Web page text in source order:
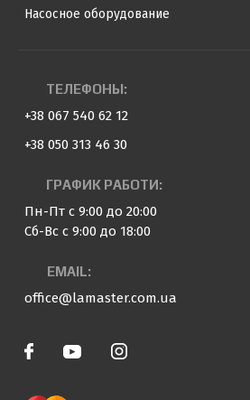
Насосное оборудование
ТЕЛЕФОНЫ:
+38 067 540 62 12
+38 050 313 46 30
ГРАФИК РАБОТИ:
Пн-Пт с 9:00 до 20:00
Сб-Вс с 9:00 до 18:00
EMAIL:
office@lamaster.com.ua